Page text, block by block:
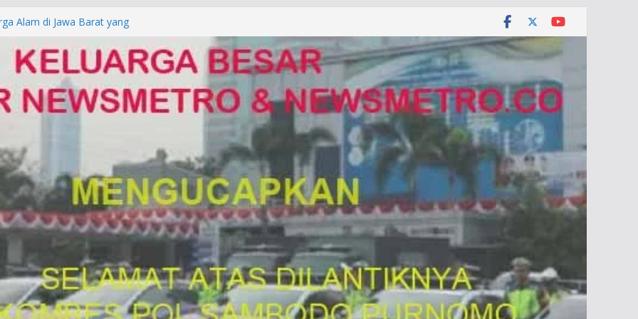
Alam di Jawa Barat yang
KUHAP Baru 2026, Tegaskan
Dipidana
DENPASAR DAN
POLDA BALI DIDUGA
ke Mabes Polri
Palsu, Kapolres
SIM